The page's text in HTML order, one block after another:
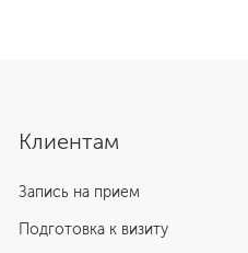
Клиентам
Запись на прием
Подготовка к визиту